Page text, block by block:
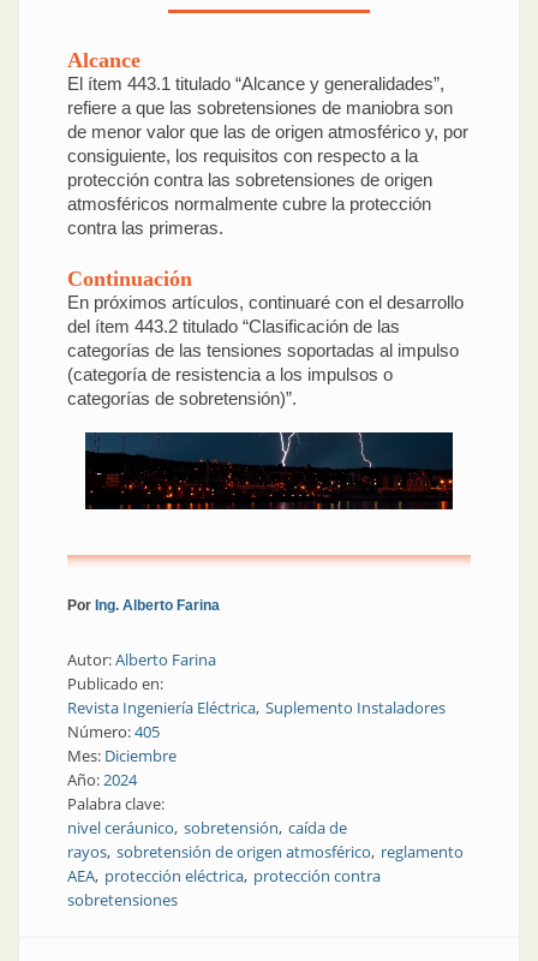
Alcance
El ítem 443.1 titulado “Alcance y generalidades”,
refiere a que las sobretensiones de maniobra son
de menor valor que las de origen atmosférico y, por
consiguiente, los requisitos con respecto a la
protección contra las sobretensiones de origen
atmosféricos normalmente cubre la protección
contra las primeras.
Continuación
En próximos artículos, continuaré con el desarrollo
del ítem 443.2 titulado “Clasificación de las
categorías de las tensiones soportadas al impulso
(categoría de resistencia a los impulsos o
categorías de sobretensión)”.
Por Ing. Alberto Farina
Autor:Alberto Farina
Publicado en:
Revista Ingeniería Eléctrica Suplemento Instaladores
Número:405
Mes: Diciembre
Año:2024
Palabra clave:
nivel ceráunico sobretensión caída de
rayos sobretensión de origen atmosférico reglamento
AEA protección eléctrica protección contra
sobretensiones